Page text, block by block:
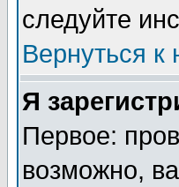
следуйте
Вернуться к
Я
Первое:
возможно,